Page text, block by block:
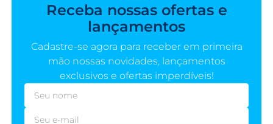
Receba nossas ofertas e
lançamentos
Cadastre-se agora para receber em primeira
mão nossas novidades, lançamentos
exclusivos e ofertas imperdíveis!